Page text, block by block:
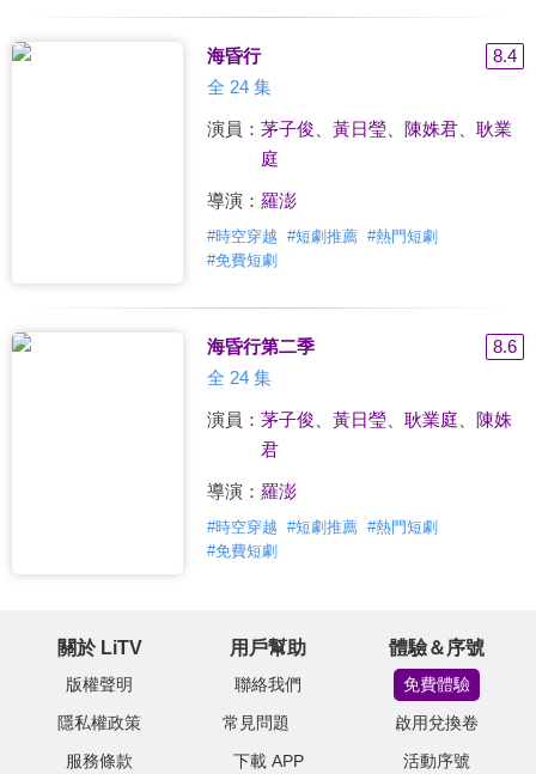
海昏行
8.4
全 24 集
演員： 茅子俊 黃日瑩、 陳姝君、 耿業
庭
導演： 羅澎
#時空穿越 #短劇推薦 #熱門短劇
#免費短劇
海昏行第二季
8.6
全 24 集
演員： 茅子俊 黃日瑩、 耿業庭
陳姝
君
導演： 羅澎
#時空穿越 #短劇推薦 #熱門短劇
#免費短劇
關於 LiTV
版權聲明
隱私權政策
服務條款
用戶幫助
聯絡我們
常見問題
下載 APP
體驗＆序號
免費體驗
啟用兌換卷
活動序號